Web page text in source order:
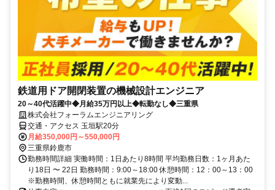
鉄道用ドア開閉装置の機械設計エンジニア
20～40代活躍中◆月給35万円以上◆転勤なし◆三重県
株式会社フォーラムエンジニアリング
交通・アクセス 玉垣駅20分
月給350,000円～550,000円
三重県鈴鹿市
勤務時間詳細 実働時間：1日あたり8時間 平均勤務日数：1ヶ月あた
り18日 〜 22日 勤務時間：9:00～18:00 休憩時間：12：00～13：00
※勤務時間、休憩時間ともに就業先により変動...